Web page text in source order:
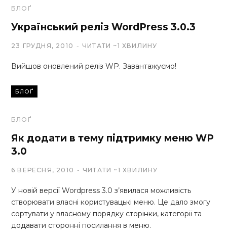
БЛОҐ
Український реліз WordPress 3.0.3
23 ГРУДНЯ, 2010 ЧИТАТИ ~1 ХВИЛИНУ
Вийшов оновлений реліз WP. Завантажуємо!
БЛОҐ
БЛОҐ
Як додати в тему підтримку меню WP
3.0
6 ВЕРЕСНЯ, 2010 ЧИТАТИ ~1 ХВИЛИНУ
У новій версії Wordpress 3.0 з’явилася можливість
створювати власні користувацькі меню. Це дало змогу
сортувати у власному порядку сторінки, категорії та
додавати сторонні посилання в меню.